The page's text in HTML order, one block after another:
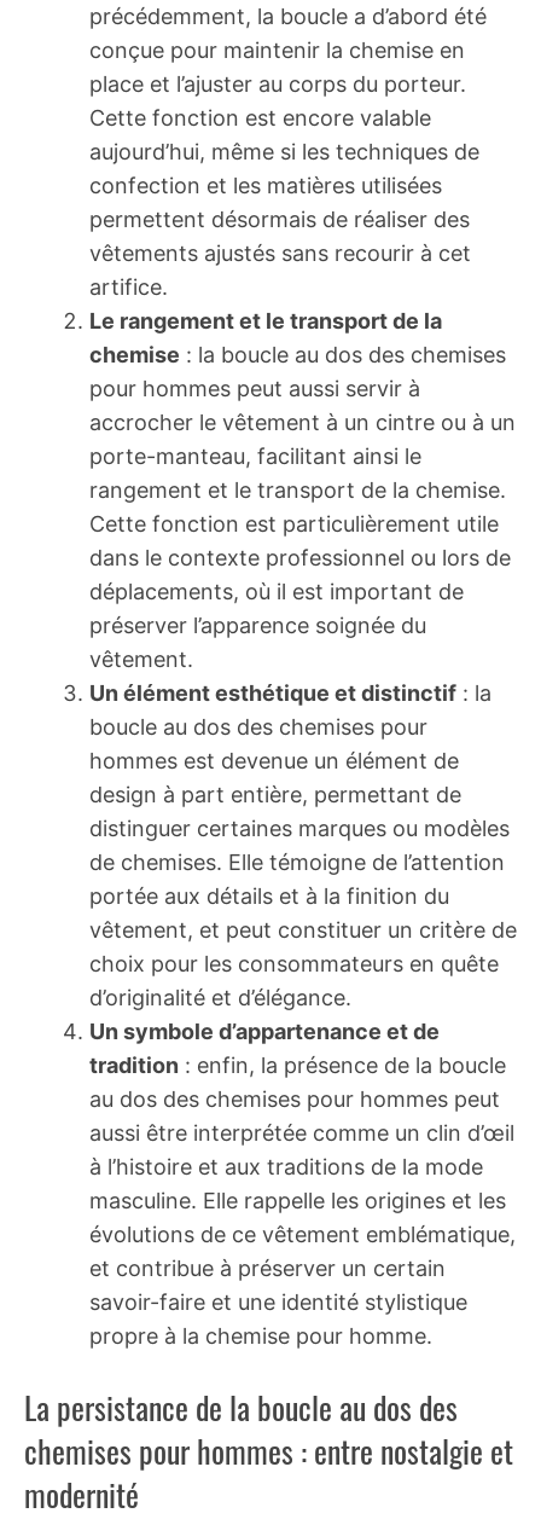
précédemment, la boucle a d’abord été
conçue pour maintenir la chemise en
place et l’ajuster au corps du porteur.
Cette fonction est encore valable
aujourd’hui, même si les techniques de
confection et les matières utilisées
permettent désormais de réaliser des
vêtements ajustés sans recourir à cet
artifice.
Le rangement et le transport de la
chemise : la boucle au dos des chemises
pour hommes peut aussi servir à
accrocher le vêtement à un cintre ou à un
porte-manteau, facilitant ainsi le
rangement et le transport de la chemise.
Cette fonction est particulièrement utile
dans le contexte professionnel ou lors de
déplacements, où il est important de
préserver l’apparence soignée du
vêtement.
Un élément esthétique et distinctif : la
boucle au dos des chemises pour
hommes est devenue un élément de
design à part entière, permettant de
distinguer certaines marques ou modèles
de chemises. Elle témoigne de l’attention
portée aux détails et à la finition du
vêtement, et peut constituer un critère de
choix pour les consommateurs en quête
d’originalité et d’élégance.
Un symbole d’appartenance et de
tradition : enfin, la présence de la boucle
au dos des chemises pour hommes peut
aussi être interprétée comme un clin d’œil
à l’histoire et aux traditions de la mode
masculine. Elle rappelle les origines et les
évolutions de ce vêtement emblématique,
et contribue à préserver un certain
savoir-faire et une identité stylistique
propre à la chemise pour homme.
La persistance de la boucle au dos des
chemises pour hommes : entre nostalgie et
modernité